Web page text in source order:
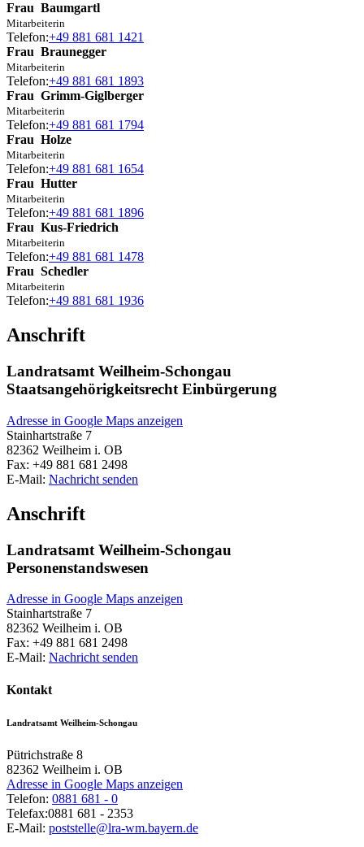
Frau Baumgartl
Mitarbeiterin
Telefon:+49 881 681 1421
Frau Braunegger
Mitarbeiterin
Telefon:+49 881 681 1893
Frau Grimm-Giglberger
Mitarbeiterin
Telefon:+49 881 681 1794
Frau Holze
Mitarbeiterin
Telefon:+49 881 681 1654
Frau Hutter
Mitarbeiterin
Telefon:+49 881 681 1896
Frau Kus-Friedrich
Mitarbeiterin
Telefon:+49 881 681 1478
Frau Schedler
Mitarbeiterin
Telefon:+49 881 681 1936
Anschrift
Landratsamt Weilheim-Schongau
Staatsangehörigkeitsrecht Einbürgerung
Adresse in Google Maps anzeigen
Stainhartstraße 7
82362 Weilheim i. OB
Fax: +49 881 681 2498
E-Mail: Nachricht senden
Anschrift
Landratsamt Weilheim-Schongau
Personenstandswesen
Adresse in Google Maps anzeigen
Stainhartstraße 7
82362 Weilheim i. OB
Fax: +49 881 681 2498
E-Mail: Nachricht senden
Kontakt
Landratsamt Weilheim-Schongau
Pütrichstraße 8
82362 Weilheim i. OB
Adresse in Google Maps anzeigen
Telefon: 0881 681 - 0
Telefax:0881 681 - 2353
E-Mail: poststelle@lra-wm.bayern.de